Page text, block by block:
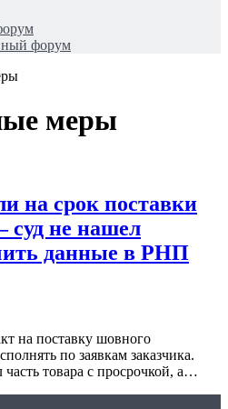
форум
меры
на срок поставки
суд не нашел
данные в РНП
на поставку шовного
по заявкам заказчика.
товара с просрочкой, а…